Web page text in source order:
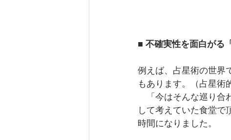
■ 不確実性を面白がる
例えば、占星術の世界
もあります。（占星術
「今はそんな巡り合
して考えていた食堂
時間になりました。